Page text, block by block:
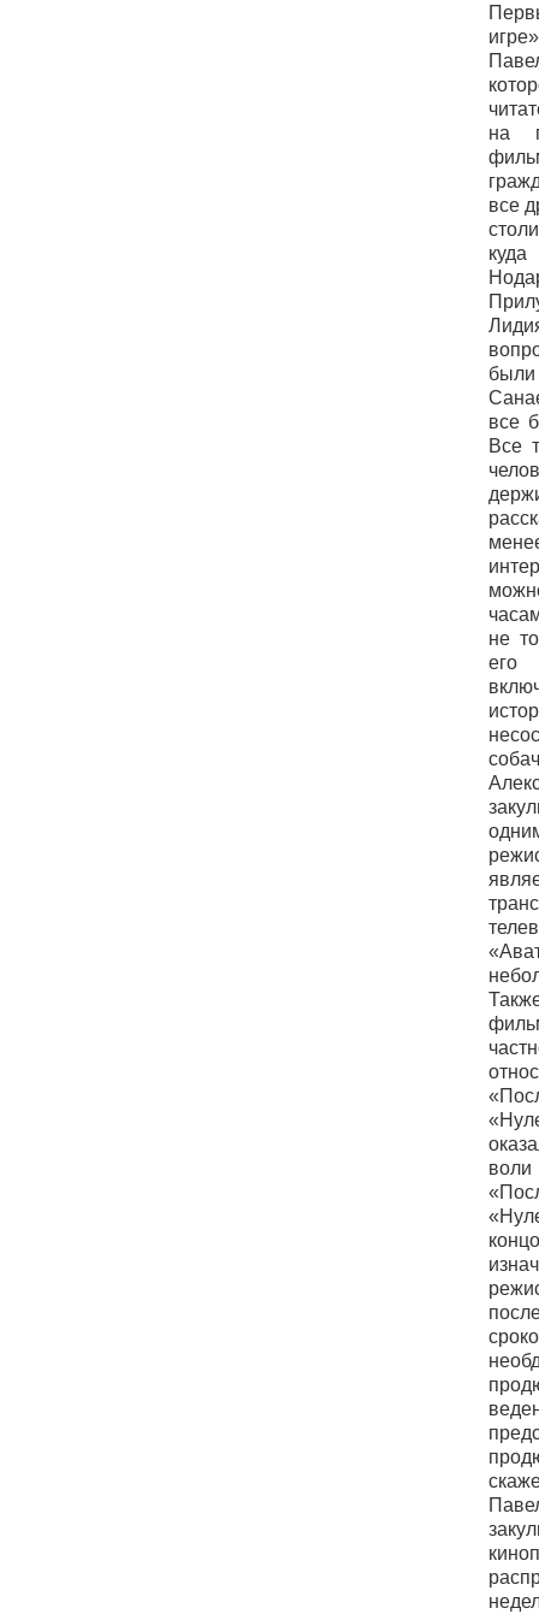
на
все
были
все
Все
не
его